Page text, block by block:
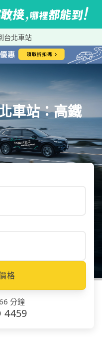
台北車站
車站：高鐵
格
分鐘
4459